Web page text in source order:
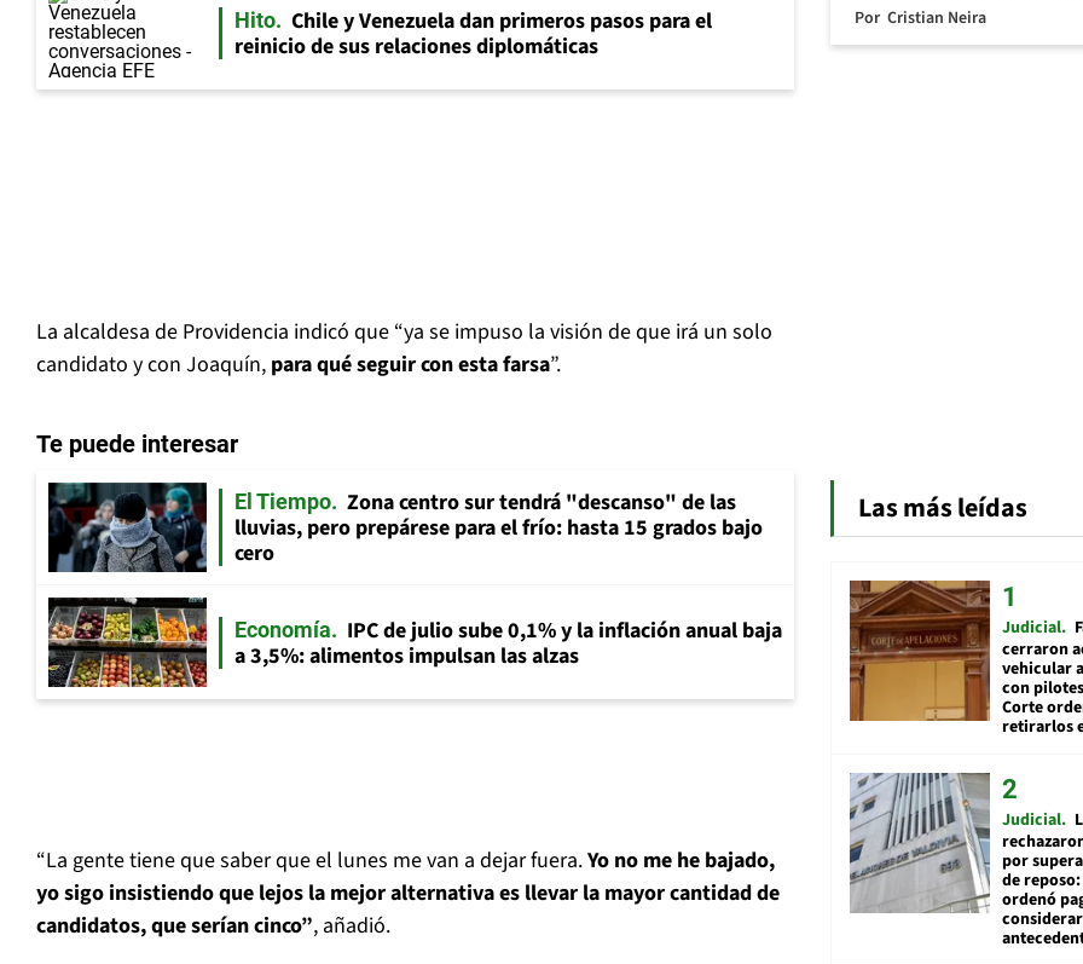
Hito
Chile y Venezuela dan primeros pasos para el
reinicio de sus relaciones diplomáticas
La alcaldesa de Providencia indicó que “ya se impuso la visión de que irá un solo
candidato y con Joaquín, para qué seguir con esta farsa”.
Te puede interesar
El Tiempo
Zona centro sur tendrá "descanso" de las
lluvias, pero prepárese para el frío: hasta 15 grados bajo
cero
Economía
IPC de julio sube 0,1% y la inflación anual baja
a 3,5%: alimentos impulsan las alzas
“La gente tiene que saber que el lunes me van a dejar fuera.Yo no me he bajado,
yo sigo insistiendo que lejos la mejor alternativa es llevar la mayor cantidad de
candidatos, que serían cinco”, añadió.
Por Cristian Neira
Las más leídas
Judicial
cerraron
vehicular
con
Corte
retirarlos
Judicial
por
de
ordenó